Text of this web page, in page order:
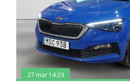
27 mar 14:29